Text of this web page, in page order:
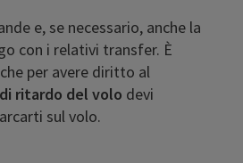
e, se necessario, anche la
con i relativi transfer. È
per avere diritto al
ritardo del volo devi
sul volo.